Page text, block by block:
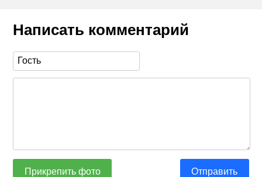
Написать комментарий
Прикрепить фото Отправить